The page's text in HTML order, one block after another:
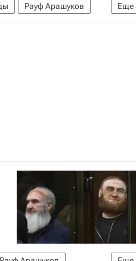
Еще
Рауф Арашуков